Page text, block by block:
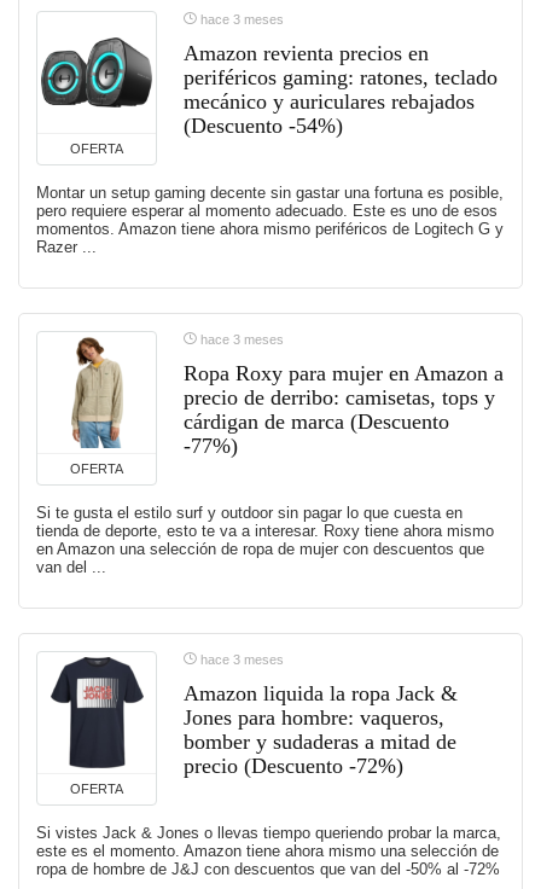
OFERTA
hace 3 meses
Amazon revienta precios en
periféricos gaming: ratones, teclado
mecánico y auriculares rebajados
(Descuento -54%)
Montar un setup gaming decente sin gastar una fortuna es posible,
pero requiere esperar al momento adecuado. Este es uno de esos
momentos. Amazon tiene ahora mismo periféricos de Logitech G y
Razer ...
OFERTA
hace 3 meses
Ropa Roxy para mujer en Amazon a
precio de derribo: camisetas, tops y
cárdigan de marca (Descuento
-77%)
Si te gusta el estilo surf y outdoor sin pagar lo que cuesta en
tienda de deporte, esto te va a interesar. Roxy tiene ahora mismo
en Amazon una selección de ropa de mujer con descuentos que
van del ...
OFERTA
hace 3 meses
Amazon liquida la ropa Jack &
Jones para hombre: vaqueros,
bomber y sudaderas a mitad de
precio (Descuento -72%)
Si vistes Jack & Jones o llevas tiempo queriendo probar la marca,
este es el momento. Amazon tiene ahora mismo una selección de
ropa de hombre de J&J con descuentos que van del -50% al -72%